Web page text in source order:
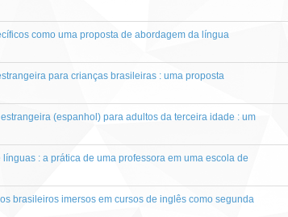
como uma proposta de abordagem da língua
para crianças brasileiras : uma proposta
(espanhol) para adultos da terceira idade : um
: a prática de uma professora em uma escola de
brasileiros imersos em cursos de inglês como segunda